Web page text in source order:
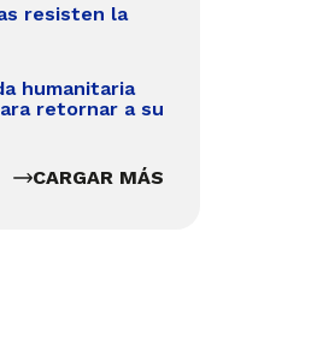
resisten la
humanitaria
retornar a su
CARGAR MÁS